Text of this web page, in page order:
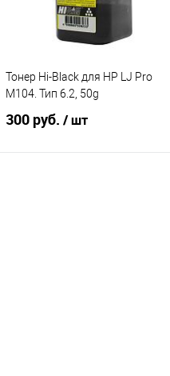
Тонер Hi-Black для HP LJ Pro
M104. Тип 6.2, 50g
300 руб. / шт